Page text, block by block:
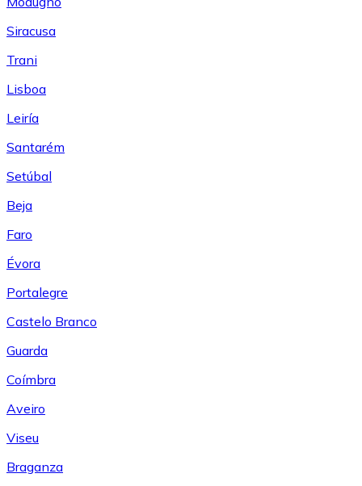
Siracusa
Trani
Lisboa
Leiría
Santarém
Setúbal
Beja
Faro
Évora
Portalegre
Castelo Branco
Guarda
Coímbra
Aveiro
Viseu
Braganza